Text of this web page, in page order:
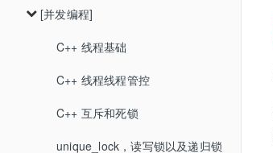
迭代器用法
数组知识
多维数组
常见运算符
语句和作用域
拷贝构造和单例模式
拷贝控制和资源管理
类的swap操作
类的拷贝控制案例
右值引用与移动构造函数
模板特例化
对话框
信号和槽
模态对话框切换
几种封装好的对话框
QT QLineEdit介绍
visual studio配置boost库
socket的创建和连接
同步读写接口
同步读写的服务器和客户端
windows配置和编译grpc
windows配置和使用grpc
Linux配置和使用grpc
[并发编程]
C++ 线程基础
C++ 线程线程管控
C++ 互斥和死锁
unique_lock，读写锁以及递归锁